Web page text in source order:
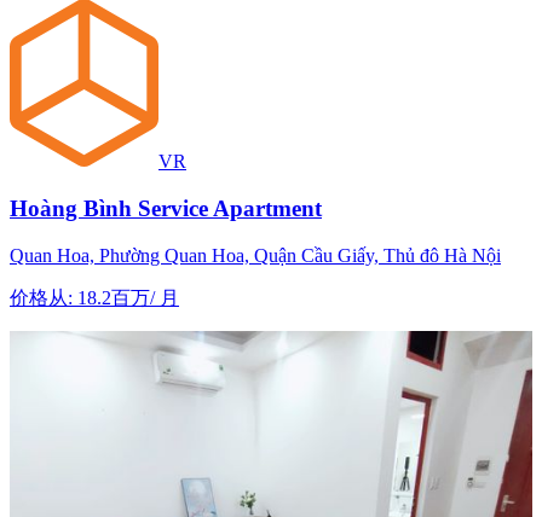
VR
Hoàng Bình Service Apartment
Quan Hoa, Phường Quan Hoa, Quận Cầu Giấy, Thủ đô Hà Nội
价格从: 18.2百万/月